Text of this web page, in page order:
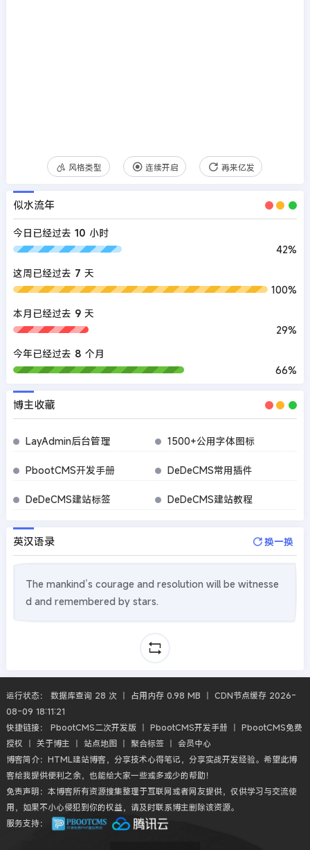
风格类型 连续开启 再来亿发
似水流年
今日已经过去 10 小时
42%
这周已经过去 7 天
100%
本月已经过去 9 天
29%
今年已经过去 8 个月
66%
博主收藏
LayAdmin后台管理 1500+公用字体图标
PbootCMS开发手册 DeDeCMS常用插件
DeDeCMS建站标签 DeDeCMS建站教程
英汉语录 换一换
The mankind’s courage and resolution will be witnesse
d and remembered by stars.
运行状态： 数据库查询 28 次 丨 占用内存 0.98 MB 丨 CDN节点缓存 2026-
08-09 18:11:21
快捷链接： PbootCMS二次开发版丨 PbootCMS开发手册 丨 PbootCMS免费
授权 丨 关于博主 丨 站点地图丨 聚合标签丨 会员中心
博客简介：HTML建站博客，分享技术心得笔记，分享实战开发经验。希望此博
客给我提供便利之余，也能给大家一些或多或少的帮助！
免责声明：本博客所有资源搜集整理于互联网或者网友提供，仅供学习与交流使
用，如果不小心侵犯到你的权益，请及时联系博主删除该资源。
服务支持：